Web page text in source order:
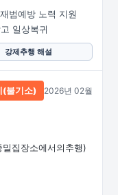
범예방 노력 지원
일상복귀
강제추행 해설
밀집장소에서의추행)
(불기소) 2026년 02월